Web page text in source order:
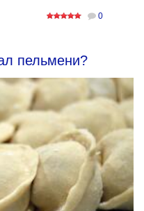
0
пельмени?